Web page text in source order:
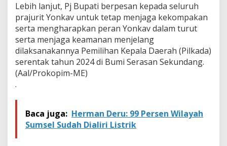
n
S
e
n
p
i
M
r
Lebih lanjut, Pj Bupati berpesan kepada seluruh
prajurit Yonkav untuk tetap menjaga kekompakan
serta mengharapkan peran Yonkav dalam turut
serta menjaga keamanan menjelang
dilaksanakannya Pemilihan Kepala Daerah (Pilkada)
serentak tahun 2024 di Bumi Serasan Sekundang.
(Aal/Prokopim-ME)
.
Baca juga: Herman Deru: 99 Persen Wilayah
Sumsel Sudah Dialiri Listrik